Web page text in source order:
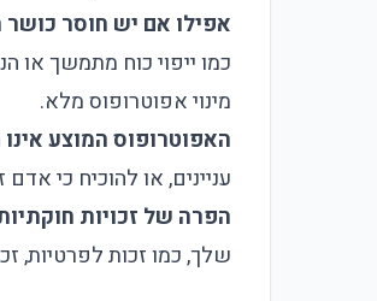
אפילו אם יש חוסר כושר
כמו ייפוי כוח מתמשך או
מינוי אפוטרופוס מלא.
האפוטרופוס המוצע
עניינים, או להוכיח כי אדם
הפרה של זכויות
שלך, כמו זכות לפרטיות,